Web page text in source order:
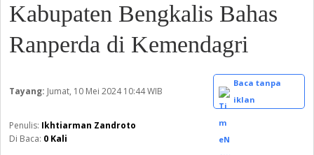
Kabupaten Bengkalis Bahas
Ranperda di Kemendagri
Tayang: Jumat, 10 Mei 202410:44 WIB
Baca tanpa
iklan
Ikhtiarman Zandroto
Di Baca: 0 Kali